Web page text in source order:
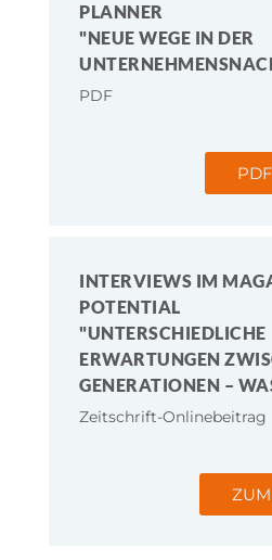
PLANNER
"NEUE WEGE IN DER
PDF
INTERVIEWS IM
POTENTIAL
"UNTERSCHIEDLICHE
ERWARTUNGEN
GENERATIONEN –
Zeitschrift-Onlinebeitrag